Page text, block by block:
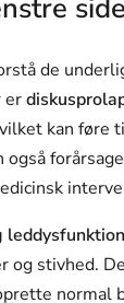
de
er
kan føre
også
og stivhed.
normal